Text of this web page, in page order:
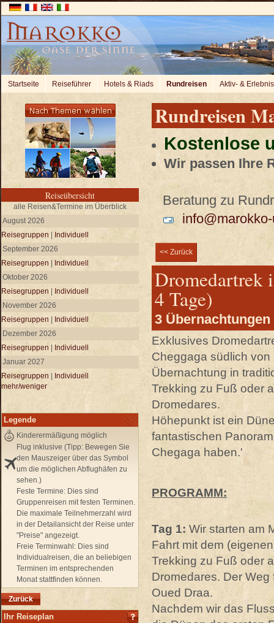
Startseite Reiseführer Hotels & Riads Rundreisen Aktiv- &
Reiseübersicht
alle Reisen&Termine im Überblick
August 2026
Reisegruppen
Individuell
September 2026
Reisegruppen
Individuell
Oktober 2026
Reisegruppen
Individuell
November 2026
Reisegruppen
Individuell
Dezember 2026
Reisegruppen
Individuell
Januar 2027
Reisegruppen
Individuell
mehr/weniger
Legende
Kinderermäßigung möglich
Flug inklusive (Tipp: Bewegen Sie
den Mauszeiger über das Symbol
um die möglichen Abflughäfen zu
sehen.)
Feste Termine: Dies sind
Gruppenreisen mit festen Terminen.
Die maximale Teilnehmerzahl wird
in der Detailansicht der Reise unter
"Preise" angezeigt.
Freie Terminwahl: Dies sind
Individualreisen, die an beliebigen
Terminen im entsprechenden
Monat stattfinden können.
Zurück
Ihr Reiseplan
Rundreisen
Kostenlose
Wir passen Ihre
Beratung zu
<< Zurück
Dromedartrek
4 Tage)
3
Exklusives
Cheggaga südlich von
Übernachtung in
Trekking zu Fuß oder
Dromedares.
Höhepunkt ist ein
fantastischen
Chegaga haben.'
PROGRAMM:
Tag 1: Wir starten am
Fahrt mit dem
Trekking zu Fuß oder
Dromedares. Der
Oued Draa.
Nachdem wir das